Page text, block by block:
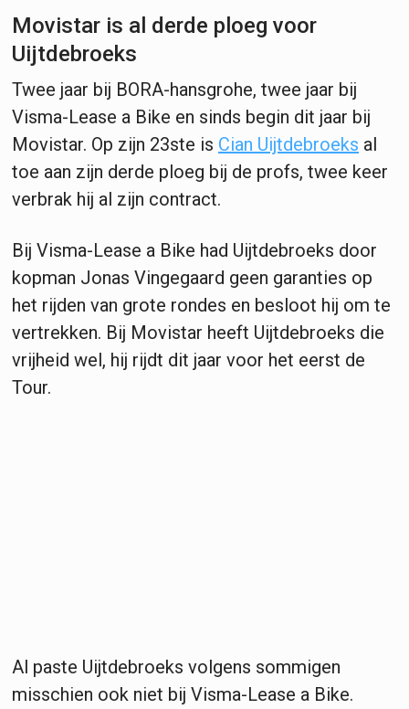
Movistar is al derde ploeg voor
Uijtdebroeks
Twee jaar bij BORA-hansgrohe, twee jaar bij
Visma-Lease a Bike en sinds begin dit jaar bij
Movistar. Op zijn 23ste is Cian Uijtdebroeks al
toe aan zijn derde ploeg bij de profs, twee keer
verbrak hij al zijn contract.
Bij Visma-Lease a Bike had Uijtdebroeks door
kopman Jonas Vingegaard geen garanties op
het rijden van grote rondes en besloot hij om te
vertrekken. Bij Movistar heeft Uijtdebroeks die
vrijheid wel, hij rijdt dit jaar voor het eerst de
Tour.
Al paste Uijtdebroeks volgens sommigen
misschien ook niet bij Visma-Lease a Bike.